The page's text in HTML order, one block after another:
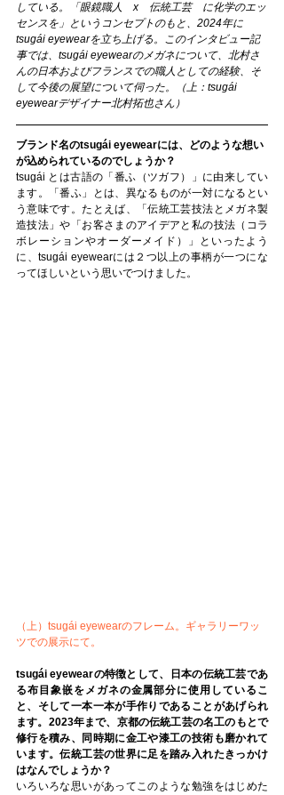
している。「眼鏡職人　x　伝統工芸　に化学のエッ
センスを」というコンセプトのもと、2024年に
tsugái eyewearを立ち上げる。このインタビュー記
事では、tsugái eyewearのメガネについて、北村さ
んの日本およびフランスでの職人としての経験、そ
して今後の展望について伺った。（上：tsugái
eyewearデザイナー北村拓也さん）
ブランド名のtsugái eyewearには、どのような想い
が込められているのでしょうか？
tsugái とは古語の「番ふ（ツガフ）」に由来してい
ます。「番ふ」とは、異なるものが一対になるとい
う意味です。たとえば、「伝統工芸技法とメガネ製
造技法」や「お客さまのアイデアと私の技法（コラ
ボレーションやオーダーメイド）」といったよう
に、tsugái eyewearには２つ以上の事柄が一つにな
ってほしいという思いでつけました。
（上）tsugái eyewearのフレーム。ギャラリーワッ
ツでの展示にて。
tsugái eyewearの特徴として、日本の伝統工芸であ
る布目象嵌をメガネの金属部分に使用しているこ
と、そして一本一本が手作りであることがあげられ
ます。2023年まで、京都の伝統工芸の名工のもとで
修行を積み、同時期に金工や漆工の技術も磨かれて
います。伝統工芸の世界に足を踏み入れたきっかけ
はなんでしょうか？
いろいろな思いがあってこのような勉強をはじめた